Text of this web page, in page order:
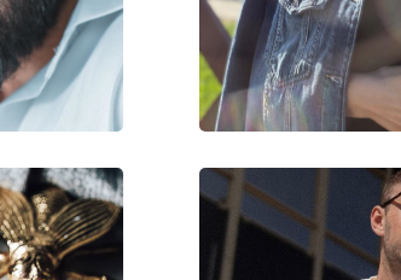
165 γρ
Όχι
Όχι
Ναι
Ναι